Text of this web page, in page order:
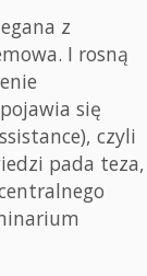
z
I rosną
się
czyli
pada teza,